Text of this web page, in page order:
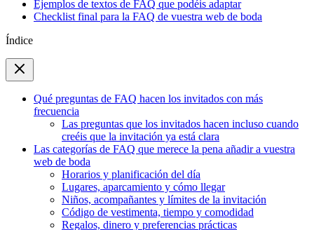
Ejemplos de textos de FAQ que podéis adaptar
Checklist final para la FAQ de vuestra web de boda
Índice
Qué preguntas de FAQ hacen los invitados con más
frecuencia
Las preguntas que los invitados hacen incluso cuando
creéis que la invitación ya está clara
Las categorías de FAQ que merece la pena añadir a vuestra
web de boda
Horarios y planificación del día
Lugares, aparcamiento y cómo llegar
Niños, acompañantes y límites de la invitación
Código de vestimenta, tiempo y comodidad
Regalos, dinero y preferencias prácticas